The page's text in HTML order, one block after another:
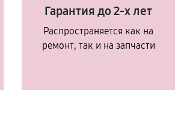
Гарантия до 2-х лет
Распространяется как на
ремонт, так и на запчасти